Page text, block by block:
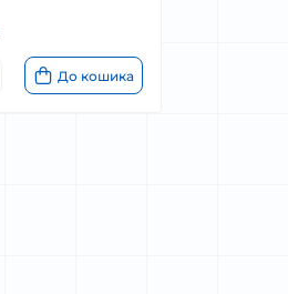
До кошика